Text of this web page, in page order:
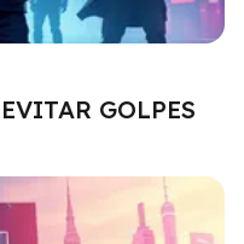
GOLPES